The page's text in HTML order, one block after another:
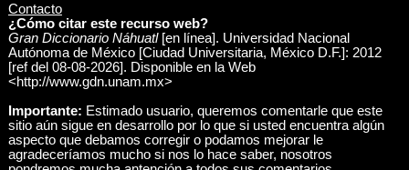
Contacto
¿Cómo citar este recurso web?
Gran Diccionario Náhuatl[en línea]. Universidad Nacional
Autónoma de México [Ciudad Universitaria, México D.F.]: 2012
[ref del 08-08-2026]. Disponible en la Web
<http://www.gdn.unam.mx>
Importante: Estimado usuario, queremos comentarle que este
sitio aún sigue en desarrollo por lo que si usted encuentra algún
aspecto que debamos corregir o podamos mejorar le
agradeceríamos mucho si nos lo hace saber, nosotros